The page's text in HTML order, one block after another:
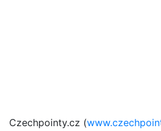
Czechpointy.cz (